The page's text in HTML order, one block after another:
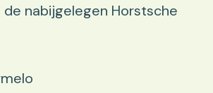
de nabijgelegen Horstsche